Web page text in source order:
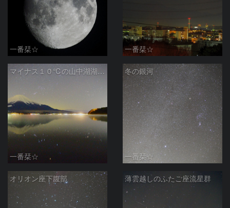
一番栞☆ 一番栞☆
マイナス１０℃の山中湖湖畔にて
一番栞☆
冬の銀河
一番栞☆
オリオン座下腹部 薄雲越しのふたご座流星群